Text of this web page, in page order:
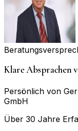
Klare Absprachen
Persönlich von
GmbH
Über 30 Jahre